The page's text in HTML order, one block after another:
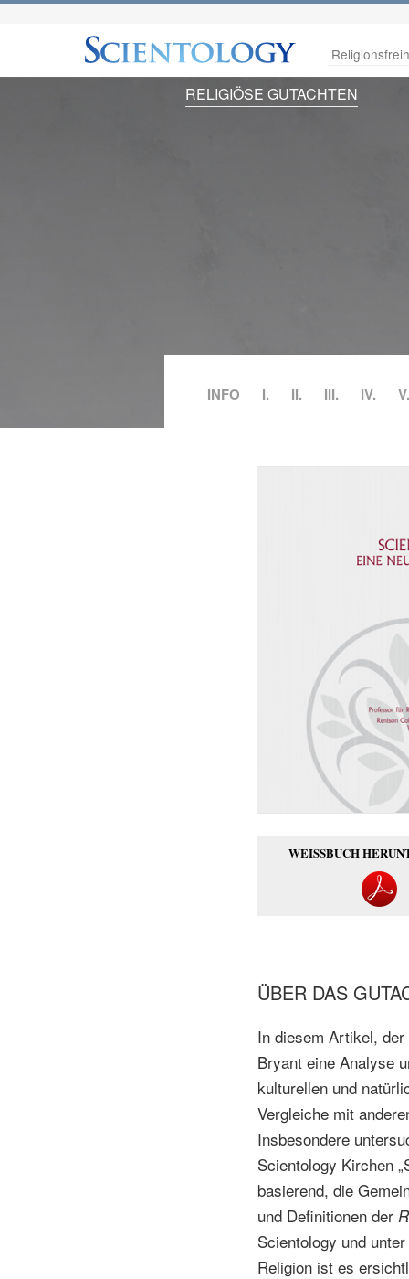
RELIGIÖSE GUTACHTEN
INFO I. II. III. IV. V.
WEISSBUCH
ÜBER DAS
In diesem Artikel,
Bryant eine Analyse
kulturellen und
Vergleiche mit
Insbesondere
Scientology Kirchen
basierend, die
und Definitionen der
Scientology und
Religion ist es